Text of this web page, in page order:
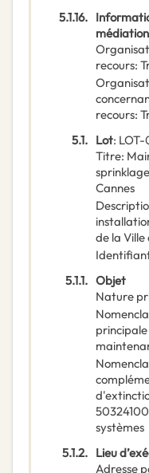
5.1.16.
recours:
recours:
5.1. Lot:
Titre:
Cannes
de la Ville
5.1.1. Objet
Nature
principale
50324100
systèmes
5.1.2. Lieu
Adresse